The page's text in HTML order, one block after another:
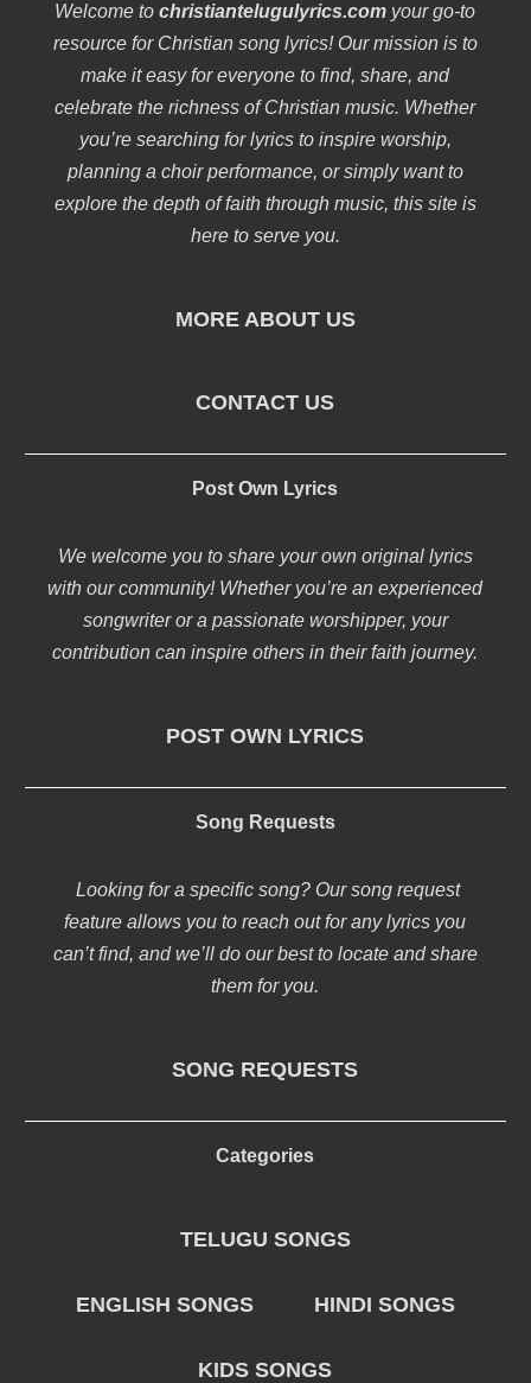
Welcome tochristiantelugulyrics.com your go-to
resource for Christian song lyrics! Our mission is to
make it easy for everyone to find, share, and
celebrate the richness of Christian music. Whether
you’re searching for lyrics to inspire worship,
planning a choir performance, or simply want to
explore the depth of faith through music, this site is
here to serve you.
MORE ABOUT US
CONTACT US
Post Own Lyrics
We welcome you to share your own original lyrics
with our community! Whether you’re an experienced
songwriter or a passionate worshipper, your
contribution can inspire others in their faith journey.
POST OWN LYRICS
Song Requests
Looking for a specific song? Our song request
feature allows you to reach out for any lyrics you
can’t find, and we’ll do our best to locate and share
them for you.
SONG REQUESTS
Categories
TELUGU SONGS
ENGLISH SONGS HINDI SONGS
KIDS SONGS